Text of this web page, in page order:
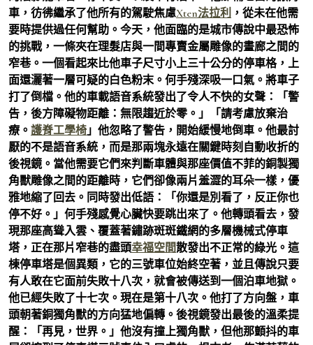
車，彷彿繼承了他所有的駕駛焦慮Xten法拉利 ，從未在他需
要時提供過任何幫助。今天，他面臨的是城市傳說中最恐怖
的挑戰，一條夾在理髮店與一間專賣金屬雕像的畫廊之間的
窄巷。一個看起來比他車子尺寸小上三十公分的停車格，上
面還灑著一層可疑的白色粉末。何手殘深吸一口氣。將車子
打了倒檔。他的車載語音系統發出了令人不快的女聲：「警
告，後方障礙物距離：無限趨近於零。」「請考慮放棄治
療。 護脊工學椅 」他忽略了警告，開始緩慢地倒車。他最討
厭的不是語音系統，而是那兩塊永遠在關鍵時刻自動收折的
後視鏡。當他需要它們來判斷車體與那座價值不菲的銅製獨
角獸雕像之間的距離時，它們卻像兩片羞澀的耳朵一樣，優
雅地縮了回去。同時發出低語：「你還是別看了，反正你也
停不好。」何手殘感覺心臟快要跳出來了。他轉頭看去，發
現那座高聳入雲、覆蓋著鏽跡斑斑鐵網的多層機械式停車
塔，正在那片窄巷的盡頭幸福空間散發出不正常的綠光。這
棟停車塔是個異類，它的三號車位始終空著，並且傳說只要
有人敢在它面前失敗十八次，就會被傳送到一個泊車地獄。
他已經失敗了十七次。現在是第十八次。他打了方向盤，車
頭朝著銅獨角獸的方向猛地偏轉。後視鏡發出最後的溫柔提
醒：「再見，世界。」他沒有撞上獨角獸，但他那顫抖的車